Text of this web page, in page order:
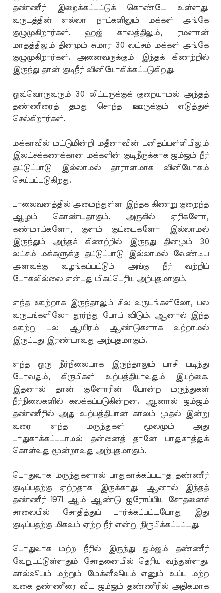
தண்ணீர் இறைக்கப்பட்டுக் கொண்டே உள்ளது.
வருடத்தின் எல்லா நாட்களிலும் மக்கள் அங்கே
குழுமுகிறார்கள். ஹஜ் காலத்திலும், ரமளான்
மாதத்திலும் தினமும் சுமார் 30 லட்சம் மக்கள் அங்கே
குழுமுகிறார்கள். அனைவருக்கும் இந்தக் கிணற்றில்
இருந்து தான் குடிநீர் வினியோகிக்கப்படுகிறது.
ஒவ்வொருவரும் 30 லிட்டருக்குக் குறையாமல் அந்தத்
தண்ணீரைத் தமது சொந்த ஊருக்கும் எடுத்துச்
செல்கிறார்கள்.
மக்காவில் மட்டுமின்றி மதீனாவின் புனிதப்பள்ளியிலும்
இலட்சக்கணக்கான மக்களின் குடிநீருக்காக ஜம்ஜம் நீர்
தட்டுப்பாடு இல்லாமல் தாராளமாக வினியோகம்
செய்யப்படுகிறது.
பாலைவனத்தில் அமைந்துள்ள இந்தக் கிணறு குறைந்த
ஆழம் கொண்டதாகும். அருகில் ஏரிகளோ,
கண்மாய்களோ, குளம் குட்டைகளோ இல்லாமல்
இருந்தும் அந்தக் கிணற்றில் இருந்து தினமும் 30
லட்சம் மக்களுக்கு தட்டுப்பாடு இல்லாமல் வேண்டிய
அளவுக்கு வழங்கப்பட்டும் அங்கு நீர் வற்றிப்
போகவில்லை என்பது மிகப்பெரிய அற்புதமாகும்.
எந்த ஊற்றாக இருந்தாலும் சில வருடங்களிலோ, பல
வருடங்களிலோ தூர்ந்து போய் விடும். ஆனால் இந்த
ஊற்று பல ஆயிரம் ஆண்டுகளாக வற்றாமல்
இருப்பது இரண்டாவது அற்புதமாகும்.
எந்த ஒரு நீர்நிலையாக இருந்தாலும் பாசி படிந்து
போவதும், கிருமிகள் உற்பத்தியாவதும் இயற்கை.
இதனால் தான் குளோரின் போன்ற மருந்துகள்
நீர்நிலைகளில் கலக்கப்படுகின்றன. ஆனால் ஜம்ஜம்
தண்ணீரில் அது உற்பத்தியான காலம் முதல் இன்று
வரை எந்த மருந்துகள் மூலமும் அது
பாதுகாக்கப்படாமல் தன்னைத் தானே பாதுகாத்துக்
கொள்வது மூன்றாவது அற்புதமாகும்.
பொதுவாக மருந்துகளால் பாதுகாக்கப்படாத தண்ணீர்
குடிப்பதற்கு ஏற்றதாக இருக்காது. ஆனால் இந்தத்
தண்ணீர் 1971 ஆம் ஆண்டு ஐரோப்பிய சோதனைச்
சாலையில் சோதித்துப் பார்க்கப்பட்டபோது இது
குடிப்பதற்கு மிகவும் ஏற்ற நீர் என்று நிரூபிக்கப்பட்டது.
பொதுவாக மற்ற நீரில் இருந்து ஜம்ஜம் தண்ணீர்
வேறுபட்டுள்ளதும் சோதனையில் தெரிய வந்துள்ளது.
கால்ஷியம் மற்றும் மேக்னீஷியம் எனும் உப்பு மற்ற
வகை தண்ணீரை விட ஜம்ஜம் தண்ணீரில் அதிகமாக